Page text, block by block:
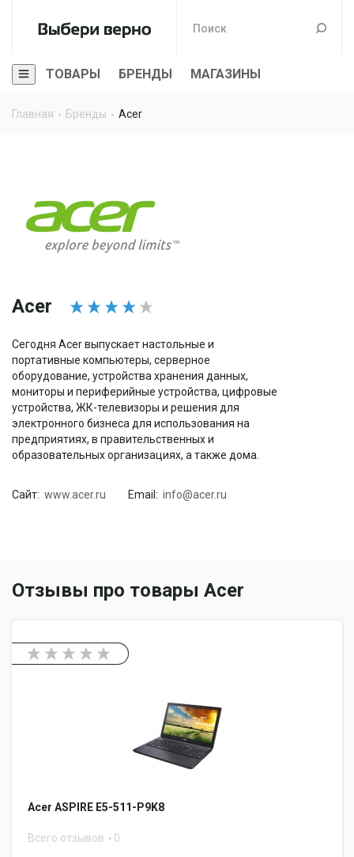
ТОВАРЫ БРЕНДЫ МАГАЗИНЫ
Главная Бренды Acer
Acer
Сегодня Acer выпускает настольные и
портативные компьютеры, серверное
оборудование, устройства хранения данных,
мониторы и периферийные устройства, цифровые
устройства, ЖК-телевизоры и решения для
электронного бизнеса для использования на
предприятиях, в правительственных и
образовательных организациях, а также дома.
Сайт: www.acer.ru Email: info@acer.ru
Отзывы про товары Acer
Acer ASPIRE E5-511-P9K8
Всего отзывов 0